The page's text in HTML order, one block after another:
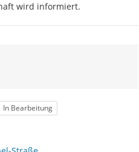
wird informiert.
Status
In Bearbeitung